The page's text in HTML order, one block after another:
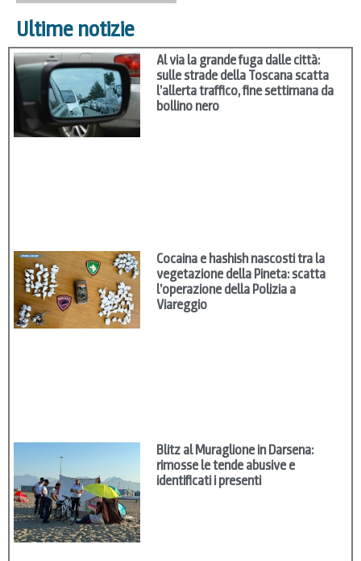
Ultime notizie
Al via la grande fuga dalle città:
sulle strade della Toscana scatta
l’allerta traffico, fine settimana da
bollino nero
Cocaina e hashish nascosti tra la
vegetazione della Pineta: scatta
l’operazione della Polizia a
Viareggio
Blitz al Muraglione in Darsena:
rimosse le tende abusive e
identificati i presenti